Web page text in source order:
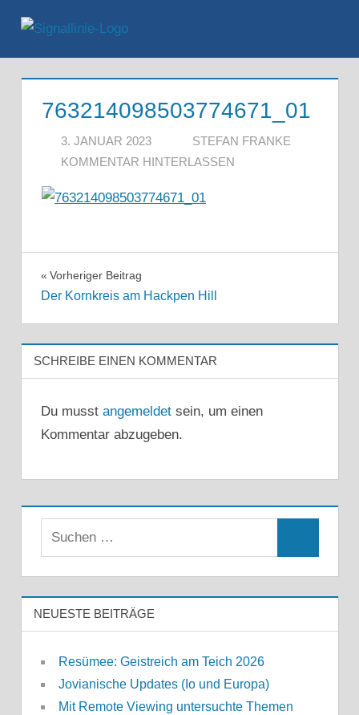
Inhalt
springen
763214098503774671_01
3. JANUAR 2023
STEFAN FRANKE
KOMMENTAR HINTERLASSEN
Beitragsnavigation
Vorheriger Beitrag
Der Kornkreis am Hackpen Hill
SCHREIBE EINEN KOMMENTAR
Du musst angemeldetsein, um einen
Kommentar abzugeben.
NEUESTE BEITRÄGE
Resümee: Geistreich am Teich 2026
Jovianische Updates (Io und Europa)
Mit Remote Viewing untersuchte Themen